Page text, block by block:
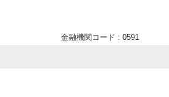
金融機関コード : 0591